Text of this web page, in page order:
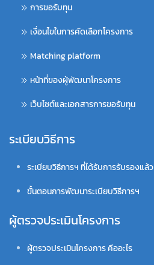
การขอรับทุน
เงื่อนไขในการคัดเลือกโครงการ
Matching platform
หน้าที่ของผู้พัฒนาโครงการ
เว็บไซต์และเอกสารการขอรับทุน
ระเบียบวิธีการ
ระเบียบวิธีการฯ ที่ได้รับการรับรองแล้ว
ขั้นตอนการพัฒนาระเบียบวิธีการฯ
ผู้ตรวจประเมินโครงการ
ผู้ตรวจประเมินโครงการ คืออะไร